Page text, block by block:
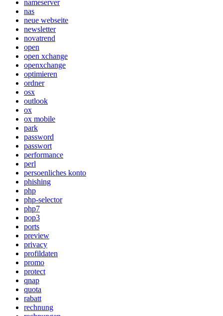
nameserver
nas
neue webseite
newsletter
novatrend
open
open xchange
openxchange
optimieren
ordner
osx
outlook
ox
ox mobile
park
password
passwort
performance
perl
persoenliches konto
phishing
php
php-selector
php7
pop3
ports
preview
privacy
profildaten
promo
protect
qnap
quota
rabatt
rechnung